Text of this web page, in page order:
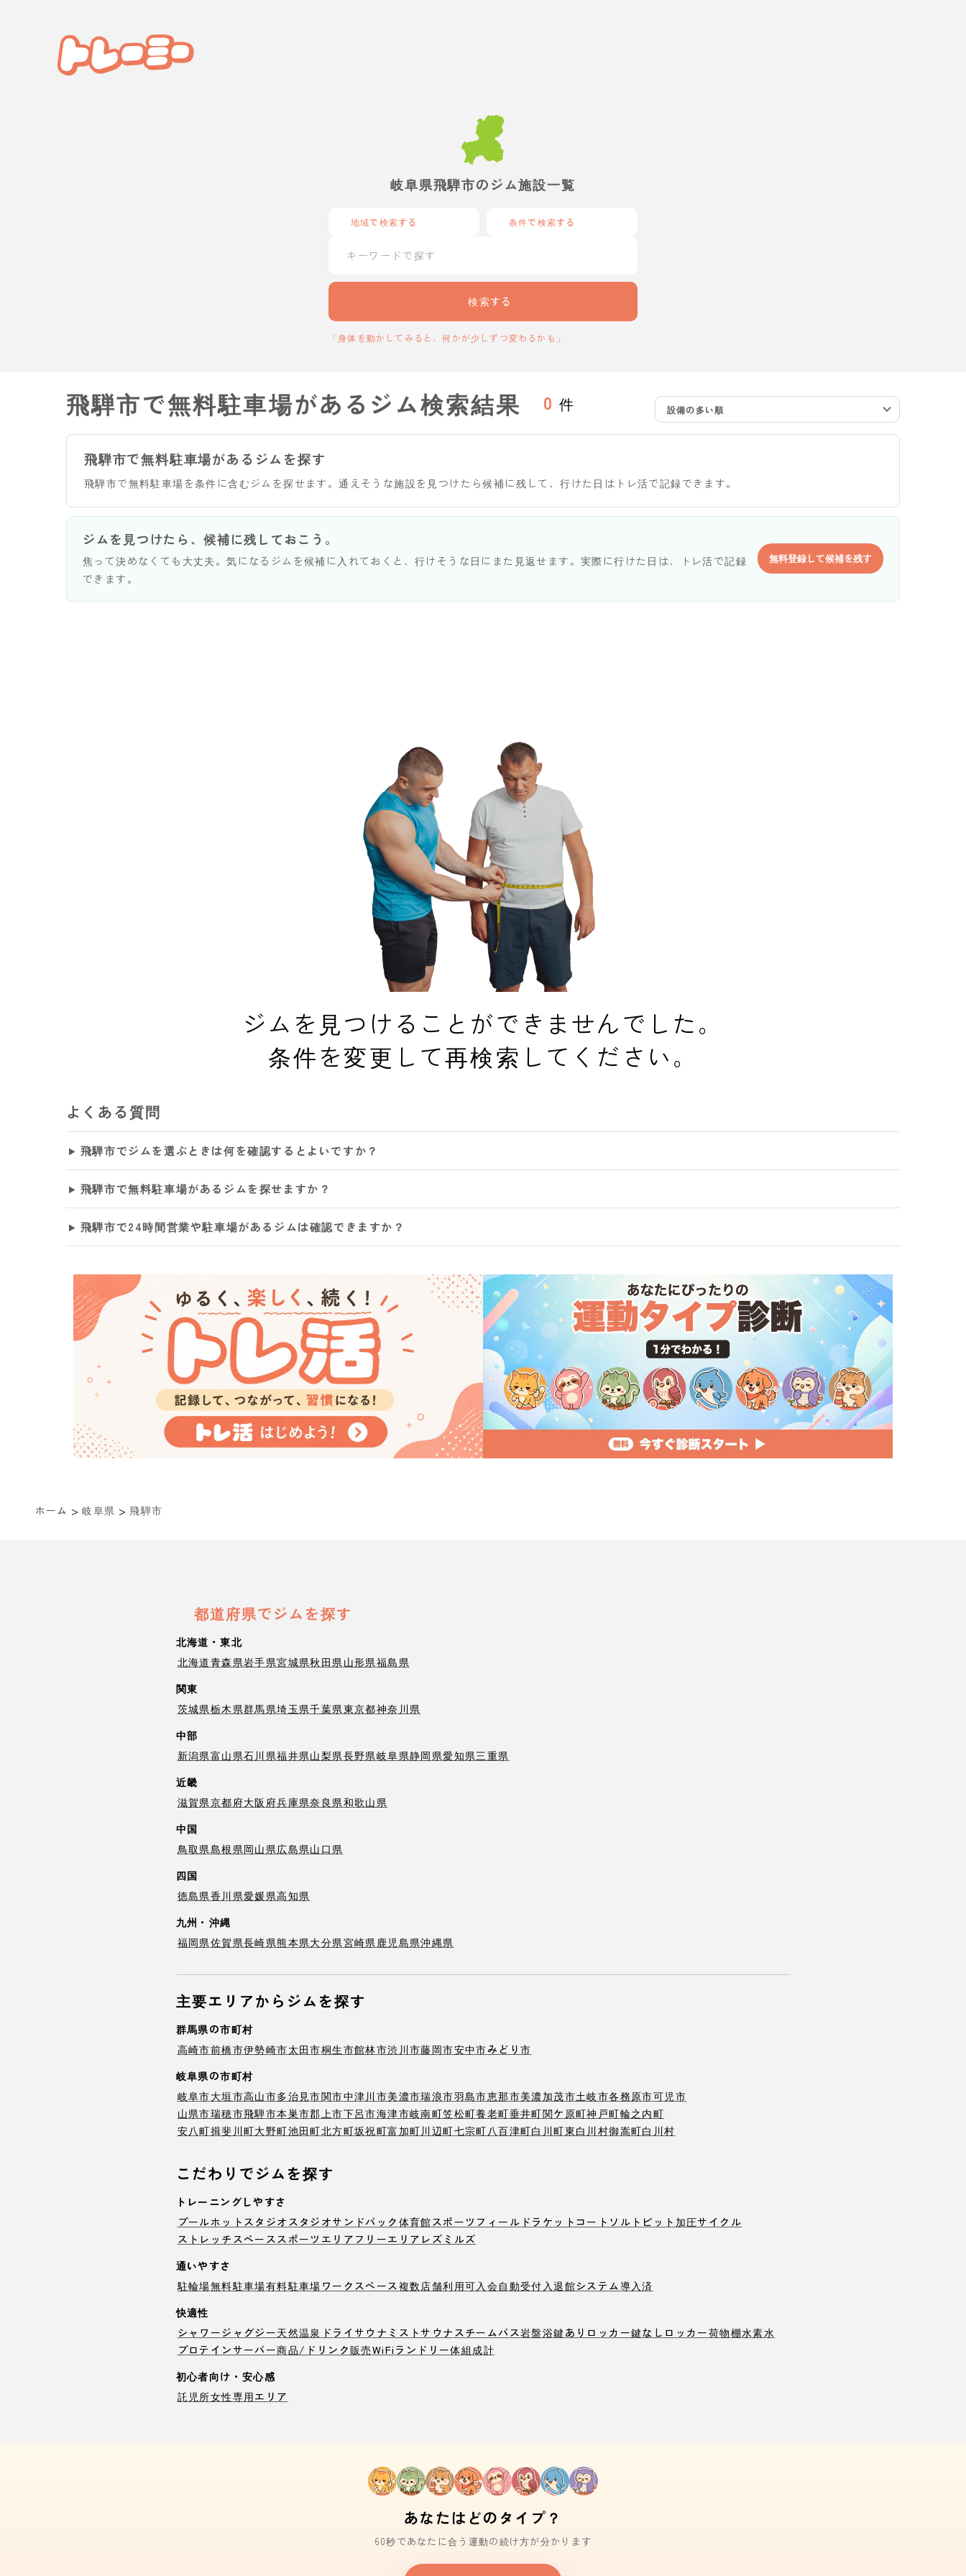
岐阜県飛騨市のジム施設一覧
地域で検索する 条件で検索する
検索する
「身体を動かしてみると、何かが少しずつ変わるかも」
飛騨市で無料駐車場があるジム検索結果 0 件 設備の多い順
飛騨市で無料駐車場があるジムを探す
飛騨市で無料駐車場を条件に含むジムを探せます。通えそうな施設を見つけたら候補に残して、行けた日はトレ活で記録できます。
ジムを見つけたら、候補に残しておこう。
焦って決めなくても大丈夫。気になるジムを候補に入れておくと、行けそうな日にまた見返せます。実際に行けた日は、トレ活で記録
できます。
無料登録して候補を残す
ジムを見つけることができませんでした。
条件を変更して再検索してください。
よくある質問
飛騨市でジムを選ぶときは何を確認するとよいですか？
飛騨市で無料駐車場があるジムを探せますか？
飛騨市で24時間営業や駐車場があるジムは確認できますか？
ホーム > 岐阜県 > 飛騨市
都道府県でジムを探す
北海道・東北
北海道青森県岩手県宮城県秋田県山形県福島県
関東
茨城県栃木県群馬県埼玉県千葉県東京都神奈川県
中部
新潟県富山県石川県福井県山梨県長野県岐阜県静岡県愛知県三重県
近畿
滋賀県京都府大阪府兵庫県奈良県和歌山県
中国
鳥取県島根県岡山県広島県山口県
四国
徳島県香川県愛媛県高知県
九州・沖縄
福岡県佐賀県長崎県熊本県大分県宮崎県鹿児島県沖縄県
主要エリアからジムを探す
群馬県の市町村
高崎市前橋市伊勢崎市太田市桐生市館林市渋川市藤岡市安中市みどり市
岐阜県の市町村
岐阜市大垣市高山市多治見市関市中津川市美濃市瑞浪市羽島市恵那市美濃加茂市土岐市各務原市可児市
山県市瑞穂市飛騨市本巣市郡上市下呂市海津市岐南町笠松町養老町垂井町関ケ原町神戸町輪之内町
安八町揖斐川町大野町池田町北方町坂祝町富加町川辺町七宗町 八百津町白川町東白川村御嵩町白川村
こだわりでジムを探す
トレーニングしやすさ
プールホットスタジオ スタジオサンドバック 体育館スポーツフィールド ラケットコート ソルトピット 加圧サイクル
ストレッチスペーススポーツエリア フリーエリア レズミルズ
通いやすさ
駐輪場無料駐車場有料駐車場 ワークスペース複数店舗利用可入会自動受付 入退館システム導入済
快適性
シャワージャグジー天然温泉 ドライサウナ ミストサウナ スチームバス岩盤浴鍵ありロッカー鍵なしロッカー荷物棚水素水
プロテインサーバー商品/ドリンク販売WiFi ランドリー体組成計
初心者向け・安心感
託児所女性専用エリア
あなたはどのタイプ？
60秒であなたに合う運動の続け方が分かります